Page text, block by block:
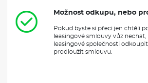
Možnost odkupu, nebo
Pokud byste si přeci jen chtěli
leasingové smlouvy vůz nechat,
leasingové společnosti
prodloužit smlouvu.